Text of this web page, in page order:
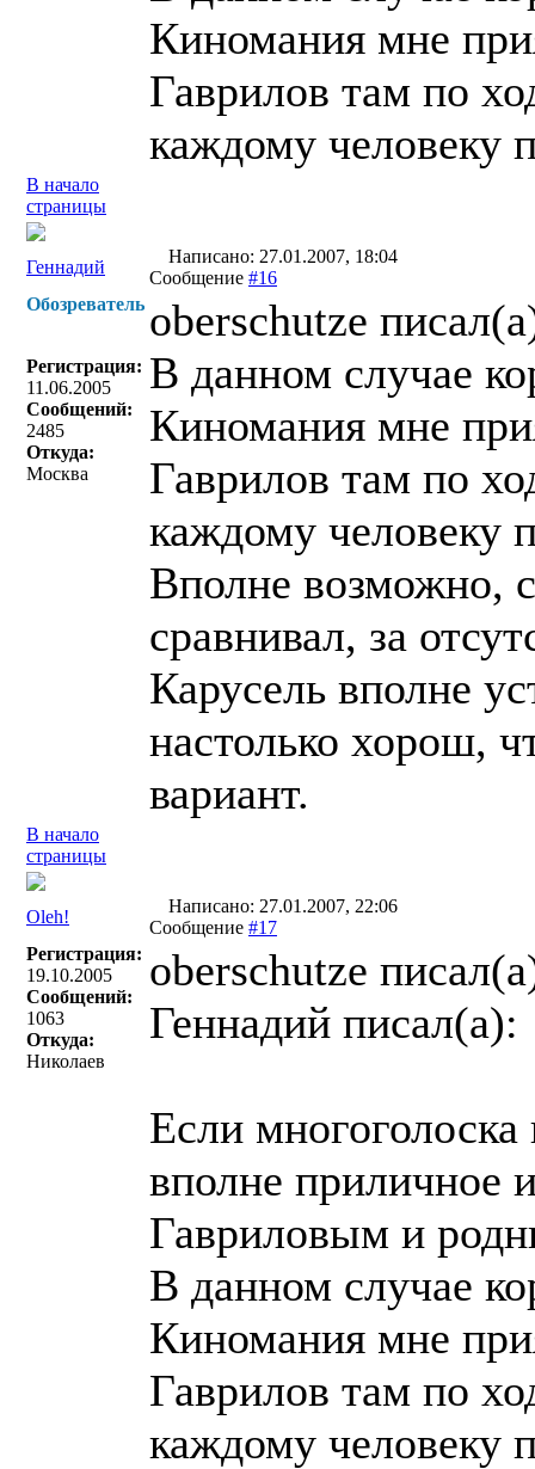
Киномания мне
Гаврилов там по
каждому человеку
В начало
страницы
Геннадий
Написано: 27.01.2007, 18:04
Сообщение #16
Обозреватель
Регистрация:
11.06.2005
Сообщений:
2485
Откуда:
Москва
oberschutze
В данном случае
Киномания мне
Гаврилов там по
каждому человеку
Вполне возможно,
сравнивал, за
Карусель вполне
настолько хорош,
вариант.
В начало
страницы
Oleh!
Написано: 27.01.2007, 22:06
Сообщение #17
Регистрация:
19.10.2005
Сообщений:
1063
Откуда:
Николаев
oberschutze
Геннадий писал(a):
Если
вполне приличное
Гавриловым и
В данном случае
Киномания мне
Гаврилов там по
каждому человеку